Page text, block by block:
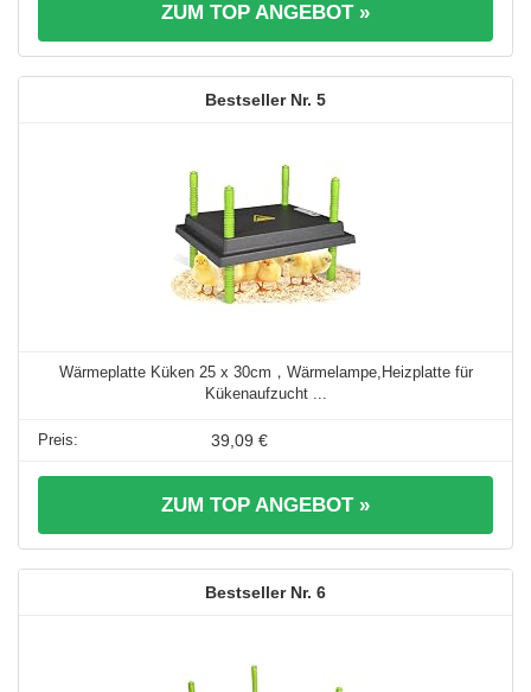
ZUM TOP ANGEBOT »
5
Wärmeplatte Küken 25 x 30cm，Wärmelampe,Heizplatte für
Kükenaufzucht ...
39,09 €
ZUM TOP ANGEBOT »
6